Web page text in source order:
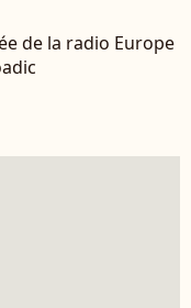
de la radio Europe